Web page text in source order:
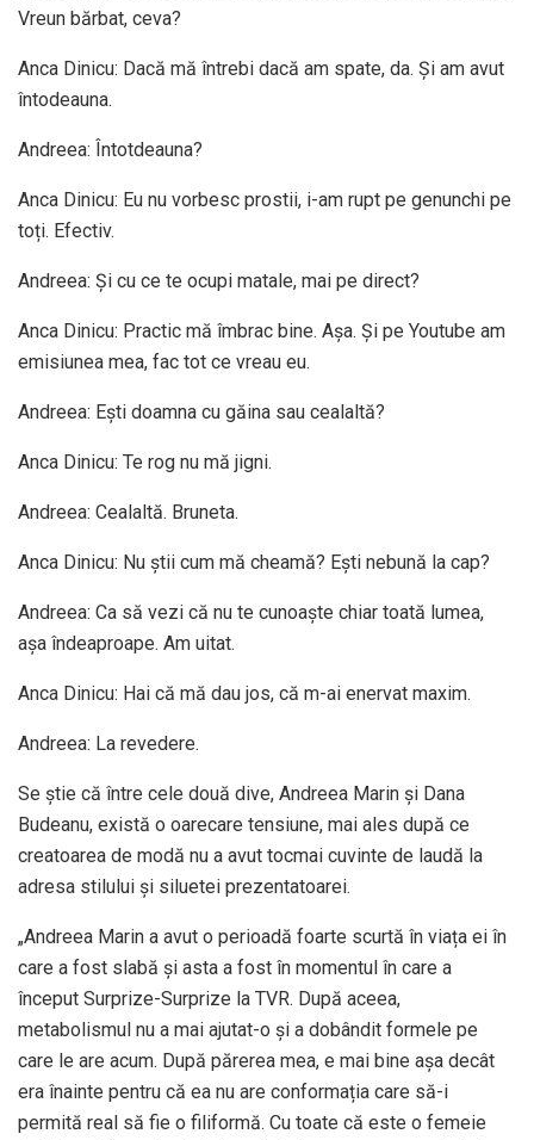
Vreun bărbat, ceva?
Anca Dinicu: Dacă mă întrebi dacă am spate, da. Și am avut
întodeauna.
Andreea: Întotdeauna?
Anca Dinicu: Eu nu vorbesc prostii, i-am rupt pe genunchi pe
toți. Efectiv.
Andreea: Și cu ce te ocupi matale, mai pe direct?
Anca Dinicu: Practic mă îmbrac bine. Așa. Și pe Youtube am
emisiunea mea, fac tot ce vreau eu.
Andreea: Ești doamna cu găina sau cealaltă?
Anca Dinicu: Te rog nu mă jigni.
Andreea: Cealaltă. Bruneta.
Anca Dinicu: Nu știi cum mă cheamă? Ești nebună la cap?
Andreea: Ca să vezi că nu te cunoaște chiar toată lumea,
așa îndeaproape. Am uitat.
Anca Dinicu: Hai că mă dau jos, că m-ai enervat maxim.
Andreea: La revedere.
Se știe că între cele două dive, Andreea Marin și Dana
Budeanu, există o oarecare tensiune, mai ales după ce
creatoarea de modă nu a avut tocmai cuvinte de laudă la
adresa stilului și siluetei prezentatoarei.
„Andreea Marin a avut o perioadă foarte scurtă în viața ei în
care a fost slabă și asta a fost în momentul în care a
început Surprize-Surprize la TVR. După aceea,
metabolismul nu a mai ajutat-o și a dobândit formele pe
care le are acum. După părerea mea, e mai bine așa decât
era înainte pentru că ea nu are conformația care să-i
permită real să fie o filiformă. Cu toate că este o femeie